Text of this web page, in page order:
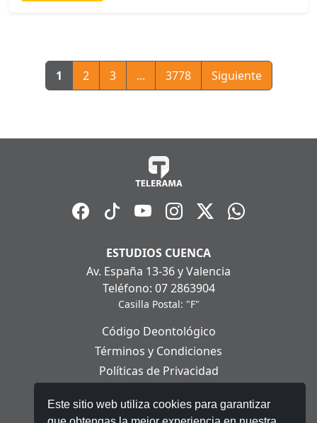
Este sitio web utiliza cookies para garantizar
1 2 3 ... 3778 Siguiente
ESTUDIOS CUENCA
Av. España 13-36 y Valencia
Teléfono: 07 2863904
Casilla Postal: "F"
Código Deontológico
Términos y Condiciones
Políticas de Privacidad
Aviso Legal